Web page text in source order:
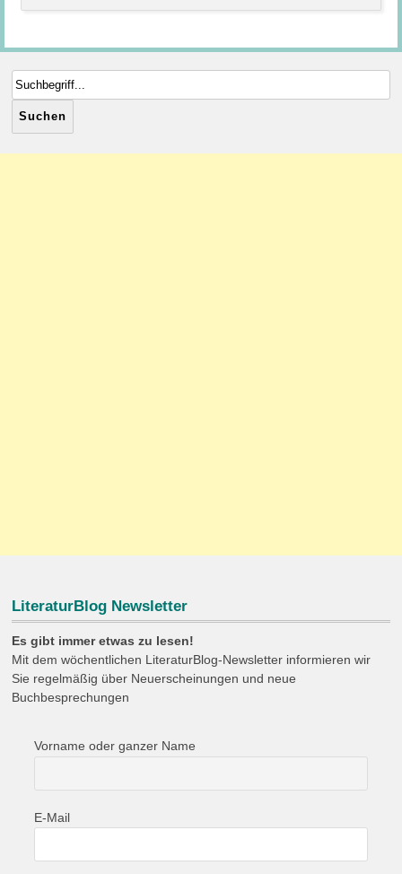
LiteraturBlog Newsletter
Es gibt immer etwas zu lesen!
Mit dem wöchentlichen LiteraturBlog-Newsletter informieren wir
Sie regelmäßig über Neuerscheinungen und neue
Buchbesprechungen
Vorname oder ganzer Name
E-Mail